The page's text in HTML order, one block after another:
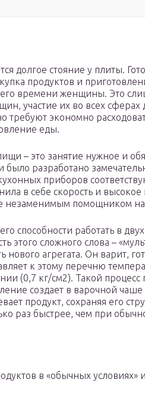
долгое стояние у плиты.
продуктов и
времени женщины. Это
участие их во всех сферах
требуют экономно
еды.
– это занятие нужное и
разработано
приборов
в себе скорость и высокое
незаменимым помощником
способности работать в
этого сложного слова –
нового агрегата. Он варит,
к этому перечню
(0,7 кг/см2). Такой процесс
создает в варочной
продукт, сохраняя его
раз быстрее, чем при
в «обычных условиях»